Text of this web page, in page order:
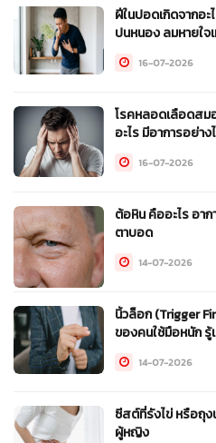
ฝีในปอดเกิดจากอะ
ปนหนอง ลมหายใจ
16-07-2026
โรคหลอดเลือดสม
อะไร มีอาการอย่า
16-07-2026
ต้อหิน คืออะไร อาก
ตาบอด
14-07-2026
นิ้วล็อก (Trigger
ของคนใช้มือหนัก รู้
14-07-2026
ซีสต์ที่รังไข่ หรือถุ
ผู้หญิง